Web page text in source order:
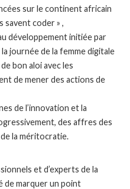
sur le continent africain
savent coder » ,
développement initiée par
journée de la femme digitale
bon aloi avec les
de mener des actions de
de l’innovation et la
des affres des
la méritocratie.
et d’experts de la
de marquer un point